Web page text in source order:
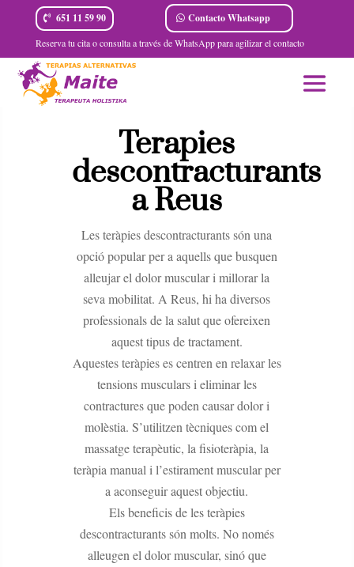
651 11 59 90 Contacto Whatsapp
Reserva tu cita o consulta a través de WhatsApp para agilizar el contacto
Terapies
descontracturants
a Reus
Les teràpies descontracturants són una
opció popular per a aquells que busquen
alleujar el dolor muscular i millorar la
seva mobilitat. A Reus, hi ha diversos
professionals de la salut que ofereixen
aquest tipus de tractament.
Aquestes teràpies es centren en relaxar les
tensions musculars i eliminar les
contractures que poden causar dolor i
molèstia. S’utilitzen tècniques com el
massatge terapèutic, la fisioteràpia, la
teràpia manual i l’estirament muscular per
a aconseguir aquest objectiu.
Els beneficis de les teràpies
descontracturants són molts. No només
alleugen el dolor muscular, sinó que